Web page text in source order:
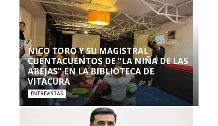
NICO TORO Y SU MAGISTRAL
CUENTACUENTOS DE “LA NIÑA DE LAS
ABEJAS” EN LA BIBLIOTECA DE
VITACURA
ENTREVISTAS